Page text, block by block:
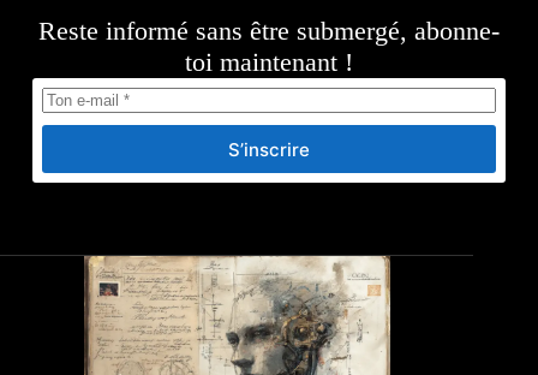
Reste informé sans être submergé, abonne-
toi maintenant !
S’inscrire